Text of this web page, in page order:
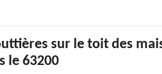
sur le toit des
le 63200